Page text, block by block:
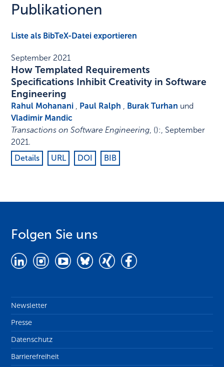
Publikationen
Liste als BibTeX-Datei exportieren
September 2021
How Templated Requirements
Specifications Inhibit Creativity in Software
Engineering
Rahul Mohanani , Paul Ralph , Burak Turhan und
Vladimir Mandic
Transactions on Software Engineering, ():, September
2021.
Details
URL DOI BIB
Folgen Sie uns
Newsletter
Presse
Datenschutz
Barrierefreiheit